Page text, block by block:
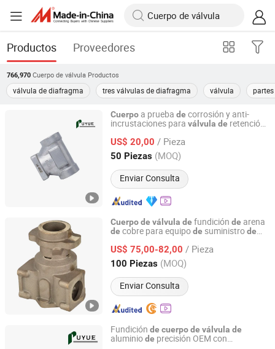
Productos Proveedores
766,970 Cuerpo de válvula Productos
válvula de diafragma tres válvulas de diafragma válvula
Cuerpo a prueba de corrosión y anti-
incrustaciones para válvula de retención
urbanas
US$ 20,00 / Pieza
50 Piezas (MOQ)
Enviar Consulta
Shenyang Puyue Enterprise Co., Ltd.
Liaoning, China Desde 2026
Cuerpode válvula de fundición de arena
de cobre para equipode suministrode
incendios
US$ 75,00-82,00 / Pieza
100 Piezas (MOQ)
Enviar Consulta
Ningbo Yinzhou Yunying Machinery Manufacturing Co.,
Zhejiang, China Desde 2023
Fundición de cuerpode válvula de
aluminiode precisión OEM con
Shenyang Puyue Enterprise Co., Ltd.